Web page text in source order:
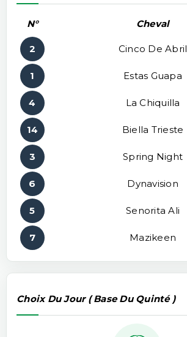
N° Cheval
2 Cinco De Abril
1 Estas Guapa
4 La Chiquilla
14 Biella Trieste
3 Spring Night
6 Dynavision
5 Senorita Ali
7 Mazikeen
Choix Du Jour ( Base Du Quinté )